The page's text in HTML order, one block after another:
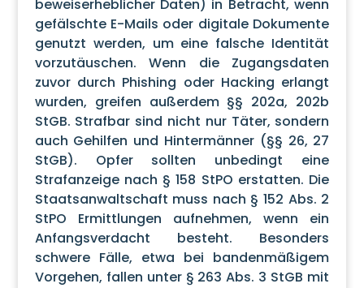
beweiserheblicher Daten) in Betracht, wenn
gefälschte E-Mails oder digitale Dokumente
genutzt werden, um eine falsche Identität
vorzutäuschen. Wenn die Zugangsdaten
zuvor durch Phishing oder Hacking erlangt
wurden, greifen außerdem §§ 202a, 202b
StGB. Strafbar sind nicht nur Täter, sondern
auch Gehilfen und Hintermänner (§§ 26, 27
StGB). Opfer sollten unbedingt eine
Strafanzeige nach § 158 StPO erstatten. Die
Staatsanwaltschaft muss nach § 152 Abs. 2
StPO Ermittlungen aufnehmen, wenn ein
Anfangsverdacht besteht. Besonders
schwere Fälle, etwa bei bandenmäßigem
Vorgehen, fallen unter § 263 Abs. 3 StGB mit